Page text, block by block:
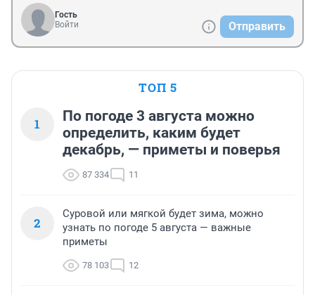
Гость
Войти
Отправить
ТОП 5
1
По погоде 3 августа можно
определить, каким будет
декабрь, — приметы и поверья
87 334 11
2
Суровой или мягкой будет зима, можно
узнать по погоде 5 августа — важные
приметы
78 103 12